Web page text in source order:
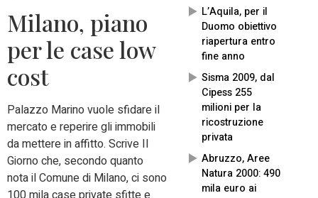
L’Aquila, per il
Duomo obiettivo
riapertura entro
fine anno
Sisma 2009, dal
Cipess 255
milioni per la
ricostruzione
privata
Abruzzo, Aree
Natura 2000: 490
mila euro ai
Milano, piano
per le case low
cost
Palazzo Marino vuole sfidare il
mercato e reperire gli immobili
da mettere in affitto. Scrive Il
Giorno che, secondo quanto
nota il Comune di Milano, ci sono